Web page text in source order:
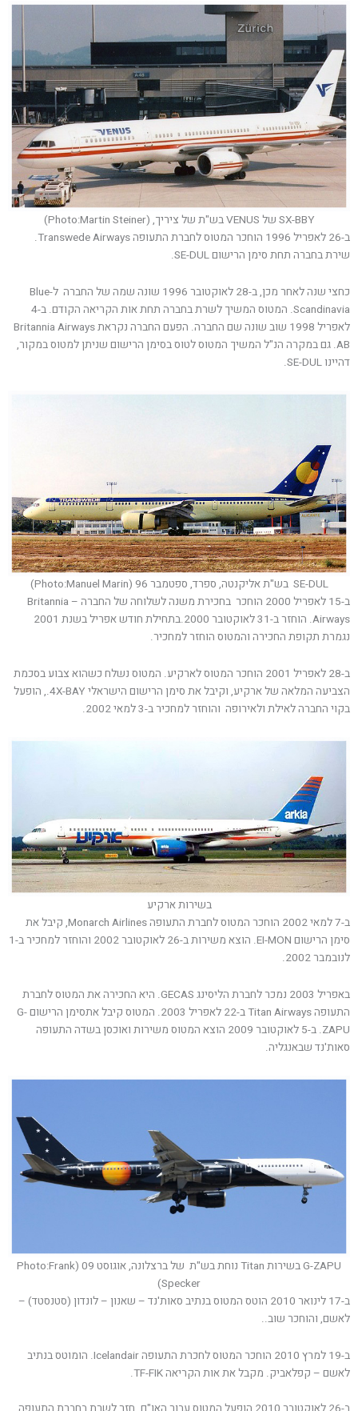
SX-BBY של VENUS בש"ת של ציריך, (Photo:Martin Steiner)
ב-26 לאפריל 1996 הוחכר המטוס לחברת התעופה Transwede Airways.
שירת בחברה תחת סימן הרישום SE-DUL.
כחצי שנה לאחר מכן, ב-28 לאוקטובר 1996 שונה שמה של החברה ל-Blue
Scandinavia. המטוס המשיך לשרת בחברה תחת אות הקריאה הקודם. ב-4
לאפריל 1998 שוב שונה שם החברה. הפעם החברה נקראת Britannia Airways
AB. גם במקרה הנ"ל המשיך המטוס לטוס בסימן הרישום שניתן למטוס במקור,
דהיינו SE-DUL.
SE-DUL בש"ת אליקנטה, ספרד, ספטמבר 96 (Photo:Manuel Marin)
ב-15 לאפריל 2000 הוחכר בחכירת משנה לשלוחה של החברה – Britannia
Airways. הוחזר ב-31 לאוקטובר 2000.בתחילת חודש אפריל בשנת 2001
נגמרת תקופת החכירה והמטוס הוחזר למחכיר.
ב-28 לאפריל 2001 הוחכר המטוס לארקיע. המטוס נשלח כשהוא צבוע בסכמת
הצביעה המלאה של ארקיע, וקיבל את סימן הרישום הישראלי 4X-BAY., הופעל
בקוי החברה לאילת ולאירופה והוחזר למחכיר ב-3 למאי 2002.
בשירות ארקיע
ב-7 למאי 2002 הוחכר המטוס לחברת התעופה Monarch Airlines, קיבל את
סימן הרישום EI-MON. הוצא משירות ב-26 לאוקטובר 2002 והוחזר למחכיר ב-1
לנובמבר 2002.
באפריל 2003 נמכר לחברת הליסינג GECAS. היא החכירה את המטוס לחברת
התעופה Titan Airways ב-22 לאפריל 2003. המטוס קיבל אתסימן הרישום G-
ZAPU. ב-5 לאוקטובר 2009 הוצא המטוס משירות ואוכסן בשדה התעופה
סאות'נד שבאנגליה.
G-ZAPU בשירות Titan נוחת בש"ת של ברצלונה, אוגוסט 09 (Photo:Frank
Specker)
ב-17 לינואר 2010 הוטס המטוס בנתיב סאות'נד – שאנון – לונדון (סטנסטד) –
לאשם, והוחכר שוב..
ב-19 למרץ 2010 הוחכר המטוס לחכרת התעופה Icelandair. הומוטס בנתיב
לאשם – קפלאביק. מקבל את אות הקריאה TF-FIK.